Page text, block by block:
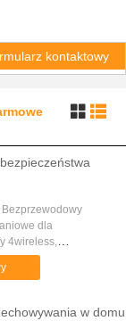
kontaktowy
Bezprzewodowy
dla
4wireless,
315 / 433MHz
telefonu Wireless
w domu